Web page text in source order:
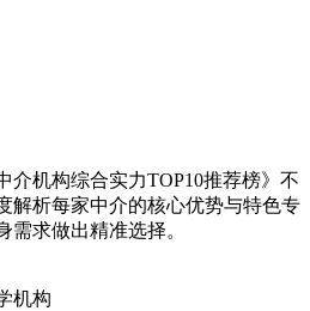
介机构综合实力TOP10推荐榜》不
解析每家中介的核心优势与特色专
需求做出精准选择。
机构